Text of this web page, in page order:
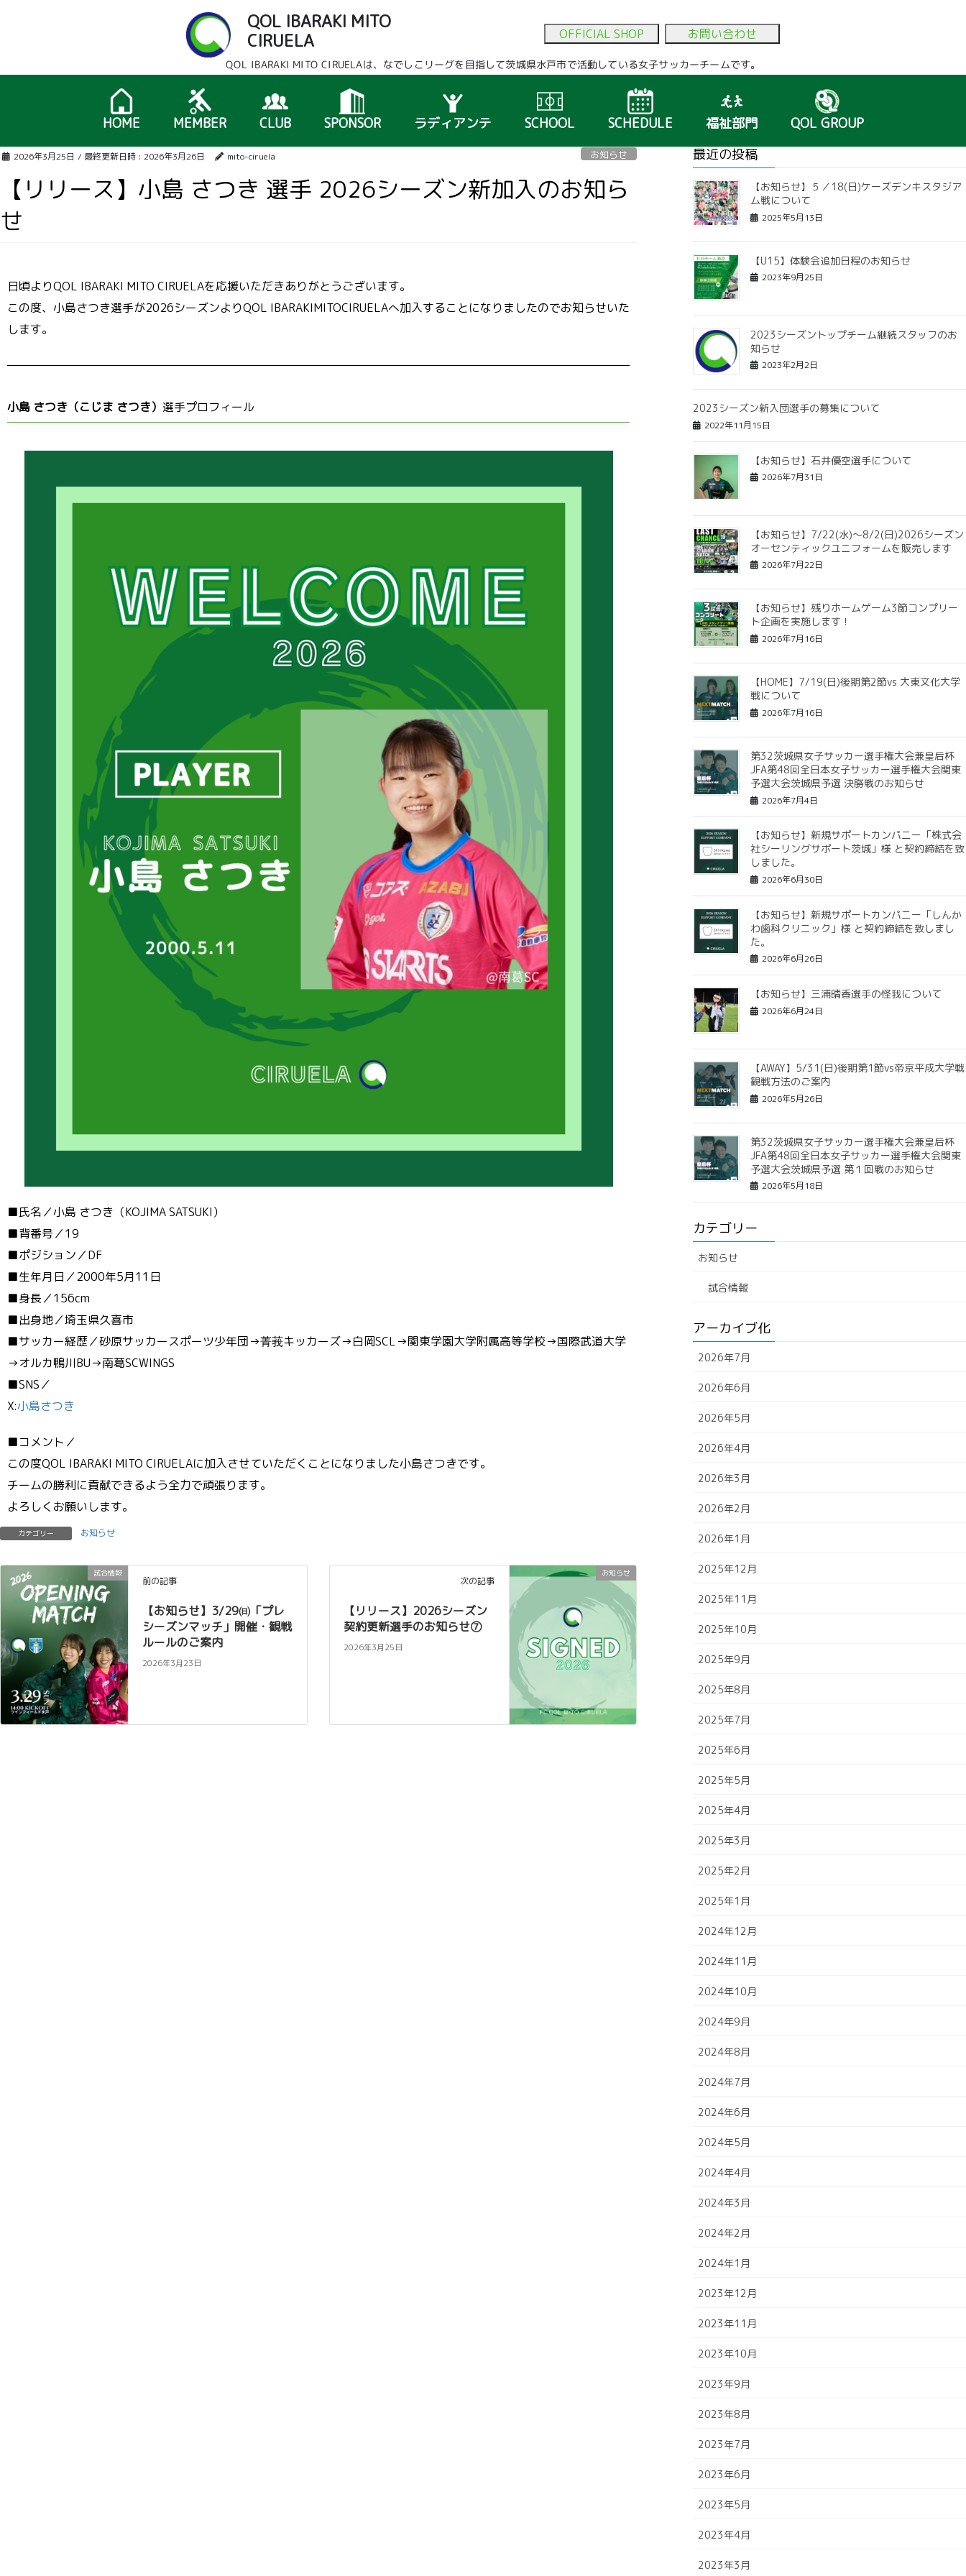
QOL IBARAKI MITO
CIRUELA
OFFICIAL SHOP お問い合わせ
QOL IBARAKI MITO CIRUELAは、なでしこリーグを目指して茨城県水戸市で活動している女子サッカーチームです。
HOME MEMBER CLUB SPONSOR ラディアンテ SCHOOL SCHEDULE 福祉部門 QOL GROUP
2026年3月25日 / 最終更新日時 : 2026年3月26日 mito-ciruela お知らせ
【リリース】小島 さつき 選手 2026シーズン新加入のお知ら
せ
日頃よりQOL IBARAKI MITO CIRUELAを応援いただきありがとうございます。
この度、小島さつき選手が2026シーズンよりQOL IBARAKIMITOCIRUELAへ加入することになりましたのでお知らせいた
します。
小島 さつき（こじま さつき） 選手プロフィール
■氏名／小島 さつき（KOJIMA SATSUKI）
■背番号／19
■ポジション／DF
■生年月日／2000年5月11日
■身長／156cm
■出身地／埼玉県久喜市
■サッカー経歴／砂原サッカースポーツ少年団→菁莪キッカーズ→白岡SCL→関東学園大学附属高等学校→国際武道大学
→オルカ鴨川BU→南葛SCWINGS
■SNS／
X:小島さつき
■コメント／
この度QOL IBARAKI MITO CIRUELAに加入させていただくことになりました小島さつきです。
チームの勝利に貢献できるよう全力で頑張ります。
よろしくお願いします。
カテゴリー お知らせ
試合情報
前の記事
【お知らせ】3/29㈰「プレ
シーズンマッチ」開催・観戦
ルールのご案内
2026年3月23日
お知らせ
次の記事
【リリース】2026シーズン
契約更新選手のお知らせ⑦
2026年3月25日
最近の投稿
【お知らせ】５／18(日)ケーズデンキスタジア
ム戦について
2025年5月13日
【U15】体験会追加日程のお知らせ
2023年9月25日
2023シーズントップチーム継続スタッフのお
知らせ
2023年2月2日
2023シーズン新入団選手の募集について
2022年11月15日
【お知らせ】石井優空選手について
2026年7月31日
【お知らせ】7/22(水)〜8/2(日)2026シーズン
オーセンティックユニフォームを販売します
2026年7月22日
【お知らせ】残りホームゲーム3節コンプリー
ト企画を実施します！
2026年7月16日
【HOME】7/19(日)後期第2節vs 大東文化大学
戦について
2026年7月16日
第32茨城県女子サッカー選手権大会兼皇后杯
JFA第48回全日本女子サッカー選手権大会関東
予選大会茨城県予選 決勝戦のお知らせ
2026年7月4日
【お知らせ】新規サポートカンパニー「株式会
社シーリングサポート茨城」様 と契約締結を致
しました。
2026年6月30日
【お知らせ】新規サポートカンパニー「しんか
わ歯科クリニック」様 と契約締結を致しまし
た。
2026年6月26日
【お知らせ】三浦晴香選手の怪我について
2026年6月24日
【AWAY】5/31(日)後期第1節vs帝京平成大学戦
観戦方法のご案内
2026年5月26日
第32茨城県女子サッカー選手権大会兼皇后杯
JFA第48回全日本女子サッカー選手権大会関東
予選大会茨城県予選 第１回戦のお知らせ
2026年5月18日
カテゴリー
お知らせ
試合情報
アーカイブ化
2026年7月
2026年6月
2026年5月
2026年4月
2026年3月
2026年2月
2026年1月
2025年12月
2025年11月
2025年10月
2025年9月
2025年8月
2025年7月
2025年6月
2025年5月
2025年4月
2025年3月
2025年2月
2025年1月
2024年12月
2024年11月
2024年10月
2024年9月
2024年8月
2024年7月
2024年6月
2024年5月
2024年4月
2024年3月
2024年2月
2024年1月
2023年12月
2023年11月
2023年10月
2023年9月
2023年8月
2023年7月
2023年6月
2023年5月
2023年4月
2023年3月